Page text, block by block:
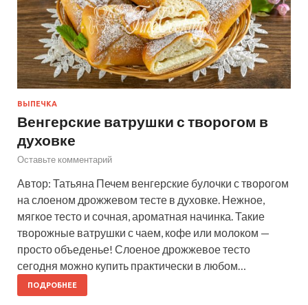
ВЫПЕЧКА
Венгерские ватрушки с творогом в
духовке
Оставьте комментарий
Автор: Татьяна Печем венгерские булочки с творогом
на слоеном дрожжевом тесте в духовке. Нежное,
мягкое тесто и сочная, ароматная начинка. Такие
творожные ватрушки с чаем, кофе или молоком —
просто объеденье! Слоеное дрожжевое тесто
сегодня можно купить практически в любом…
ПОДРОБНЕЕ